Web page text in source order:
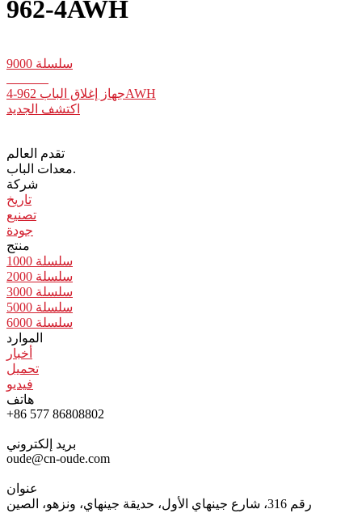
962-4AWH
سلسلة 9000
جهاز إغلاق الباب 962-4AWH
اكتشف الجديد
تقدم العالم
معدات الباب.
شركة
تاريخ
تصنيع
جودة
منتج
سلسلة 1000
سلسلة 2000
سلسلة 3000
سلسلة 5000
سلسلة 6000
الموارد
أخبار
تحميل
فيديو
هاتف
+86 577 86808802
بريد إلكتروني
oude@cn-oude.com
عنوان
رقم 316، شارع جينهاي الأول، حديقة جينهاي، ونزهو، الصين